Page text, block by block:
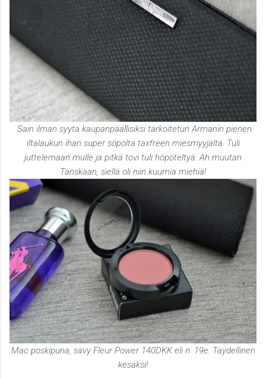
Sain ilman syytä kaupanpäällisiksi tarkoitetun Armanin pienen
iltalaukun ihan super söpöltä taxfreen miesmyyjältä. Tuli
juttelemaan mulle ja pitkä tovi tuli höpöteltyä. Ah muutan
Tanskaan, siellä oli niin kuumia miehiä!
Mac poskipuna, sävy Fleur Power 140DKK eli n. 19e. Täydellinen
kesäksi!